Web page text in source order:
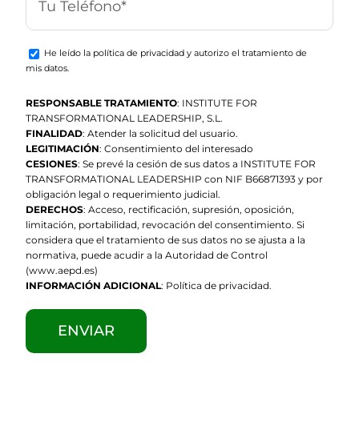
He leído la política de privacidad y autorizo el tratamiento de
mis datos.
RESPONSABLE TRATAMIENTO: INSTITUTE FOR
TRANSFORMATIONAL LEADERSHIP, S.L.
FINALIDAD: Atender la solicitud del usuario.
LEGITIMACIÓN: Consentimiento del interesado
CESIONES: Se prevé la cesión de sus datos a INSTITUTE FOR
TRANSFORMATIONAL LEADERSHIP con NIF B66871393 y por
obligación legal o requerimiento judicial.
DERECHOS: Acceso, rectificación, supresión, oposición,
limitación, portabilidad, revocación del consentimiento. Si
considera que el tratamiento de sus datos no se ajusta a la
normativa, puede acudir a la Autoridad de Control
(www.aepd.es)
INFORMACIÓN ADICIONAL: Política de privacidad.